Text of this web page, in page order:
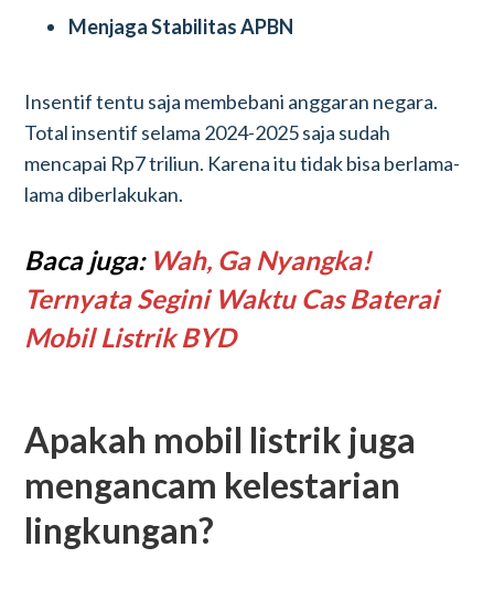
Menjaga Stabilitas APBN
Insentif tentu saja membebani anggaran negara.
Total insentif selama 2024-2025 saja sudah
mencapai Rp7 triliun. Karena itu tidak bisa berlama-
lama diberlakukan.
Baca juga: Wah, Ga Nyangka!
Ternyata Segini Waktu Cas Baterai
Mobil Listrik BYD
Apakah mobil listrik juga
mengancam kelestarian
lingkungan?